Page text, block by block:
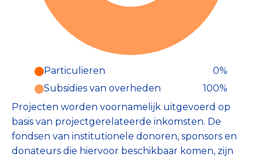
Particulieren (0%)
Deze inkomsten zijn als volgt
onderverdeeld:
Particulieren
0%
Subsidies van overheden
100%
Projecten worden voornamelijk uitgevoerd op
basis van projectgerelateerde inkomsten. De
fondsen van institutionele donoren, sponsors en
donateurs die hiervoor beschikbaar komen, zijn